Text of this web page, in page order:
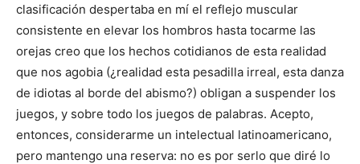
clasificación despertaba en mí el reflejo muscular
consistente en elevar los hombros hasta tocarme las
orejas creo que los hechos cotidianos de esta realidad
que nos agobia (¿realidad esta pesadilla irreal, esta danza
de idiotas al borde del abismo?) obligan a suspender los
juegos, y sobre todo los juegos de palabras. Acepto,
entonces, considerarme un intelectual latinoamericano,
pero mantengo una reserva: no es por serlo que diré lo